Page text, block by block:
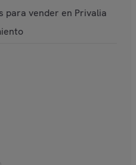
para vender en Privalia